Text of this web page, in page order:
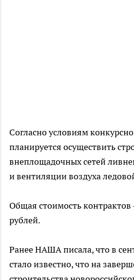
Согласно условиям
планируется осуществить
внеплощадочных сетей
и вентиляции воздуха
Общая стоимость контрактов
рублей.
Ранее НАША писала, что в
стало известно, что на